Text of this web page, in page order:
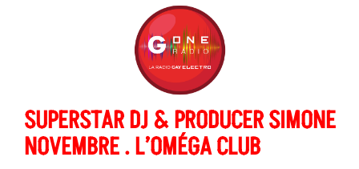
SUPERSTAR DJ & PRODUCER SIMONE
NOVEMBRE . L’OMÉGA CLUB